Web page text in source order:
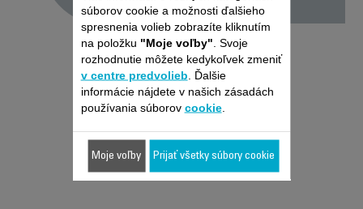
súborov cookie a možnosti ďalšieho
spresnenia volieb zobrazíte kliknutím
na položku "Moje voľby" . Svoje
rozhodnutie môžete kedykoľvek zmeniť
v centre predvolieb . Ďalšie
informácie nájdete v našich zásadách
používania súborov cookie.
Moje voľby Prijať všetky súbory cookie